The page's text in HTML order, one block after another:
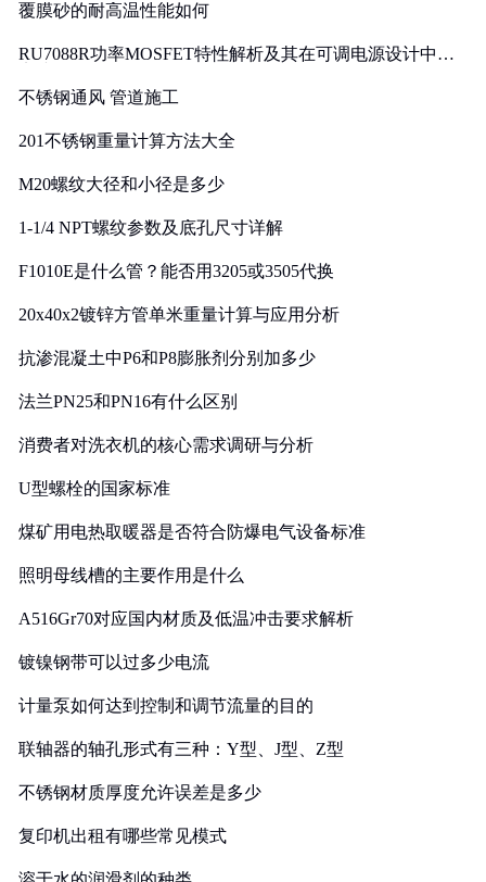
覆膜砂的耐高温性能如何
RU7088R功率MOSFET特性解析及其在可调电源设计中的
不锈钢通风 管道施工
201不锈钢重量计算方法大全
M20螺纹大径和小径是多少
1-1/4 NPT螺纹参数及底孔尺寸详解
F1010E是什么管？能否用3205或3505代换
20x40x2镀锌方管单米重量计算与应用分析
抗渗混凝土中P6和P8膨胀剂分别加多少
法兰PN25和PN16有什么区别
消费者对洗衣机的核心需求调研与分析
U型螺栓的国家标准
煤矿用电热取暖器是否符合防爆电气设备标准
照明母线槽的主要作用是什么
A516Gr70对应国内材质及低温冲击要求解析
镀镍钢带可以过多少电流
计量泵如何达到控制和调节流量的目的
联轴器的轴孔形式有三种：Y型、J型、Z型
不锈钢材质厚度允许误差是多少
复印机出租有哪些常见模式